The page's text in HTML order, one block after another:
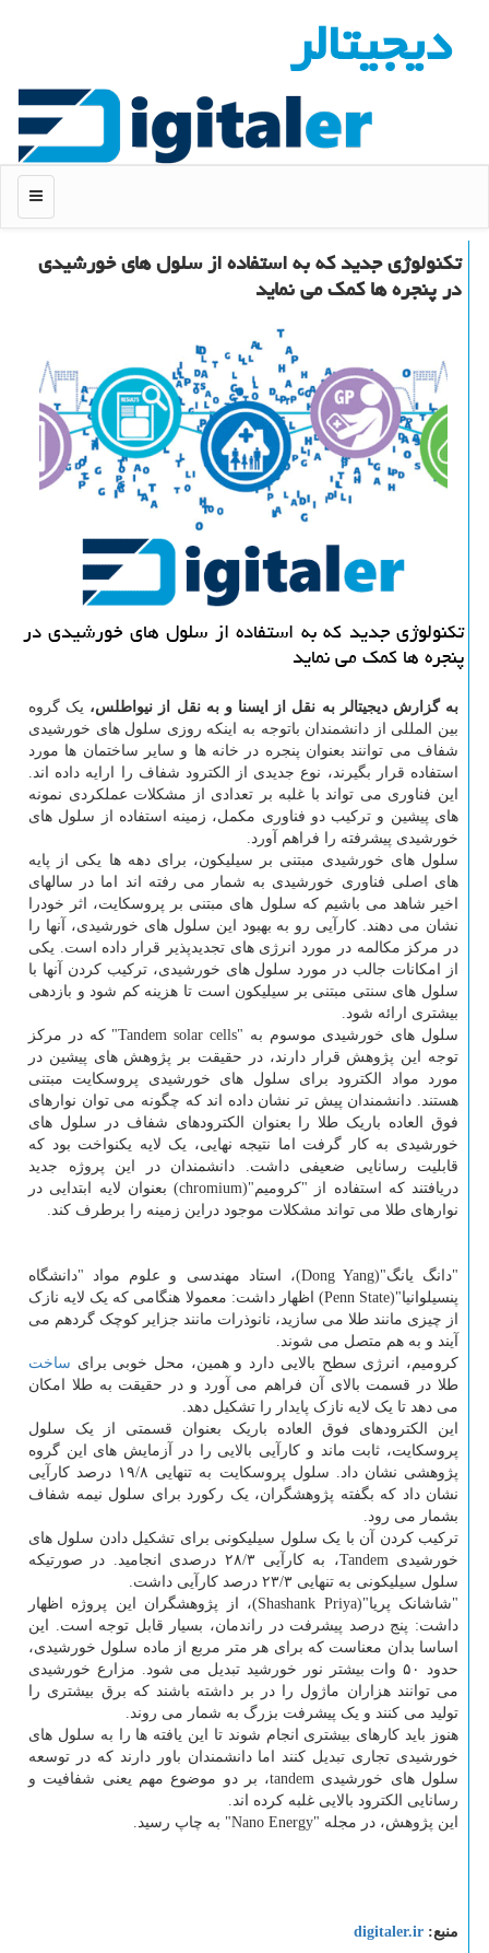
دیجیتالر
منو
تكنولوژی جدید كه به استفاده از سلول های خورشیدی
در پنجره ها كمك می نماید
تكنولوژی جدید كه به استفاده از سلول های خورشیدی در
پنجره ها كمك می نماید
به گزارش دیجیتالر به نقل از ایسنا و به نقل از نیواطلس، یک گروه
بین المللی از دانشمندان باتوجه به اینکه روزی سلول های خورشیدی
شفاف می توانند بعنوان پنجره در خانه ها و سایر ساختمان ها مورد
استفاده قرار بگیرند، نوع جدیدی از الکترود شفاف را ارایه داده اند.
این فناوری می تواند با غلبه بر تعدادی از مشکلات عملکردی نمونه
های پیشین و ترکیب دو فناوری مکمل، زمینه استفاده از سلول های
خورشیدی پیشرفته را فراهم آورد.
سلول های خورشیدی مبتنی بر سیلیکون، برای دهه ها یکی از پایه
های اصلی فناوری خورشیدی به شمار می رفته اند اما در سالهای
اخیر شاهد می باشیم که سلول های مبتنی بر پروسکایت، اثر خودرا
نشان می دهند. کارآیی رو به بهبود این سلول های خورشیدی، آنها را
در مرکز مکالمه در مورد انرژی های تجدیدپذیر قرار داده است. یکی
از امکانات جالب در مورد سلول های خورشیدی، ترکیب کردن آنها با
سلول های سنتی مبتنی بر سیلیکون است تا هزینه کم شود و بازدهی
بیشتری ارائه شود.
سلول های خورشیدی موسوم به "Tandem solar cells" که در مرکز
توجه این پژوهش قرار دارند، در حقیقت بر پژوهش های پیشین در
مورد مواد الکترود برای سلول های خورشیدی پروسکایت مبتنی
هستند. دانشمندان پیش تر نشان داده اند که چگونه می توان نوارهای
فوق العاده باریک طلا را بعنوان الکترودهای شفاف در سلول های
خورشیدی به کار گرفت اما نتیجه نهایی، یک لایه یکنواخت بود که
قابلیت رسانایی ضعیفی داشت. دانشمندان در این پروژه جدید
دریافتند که استفاده از "کرومیم"(chromium) بعنوان لایه ابتدایی در
نوارهای طلا می تواند مشکلات موجود دراین زمینه را برطرف کند.
"دانگ یانگ"(Dong Yang)، استاد مهندسی و علوم مواد "دانشگاه
پنسیلوانیا"(Penn State) اظهار داشت: معمولا هنگامی که یک لایه نازک
از چیزی مانند طلا می سازید، نانوذرات مانند جزایر کوچک گردهم می
آیند و به هم متصل می شوند.
کرومیم، انرژی سطح بالایی دارد و همین، محل خوبی برای ساخت
طلا در قسمت بالای آن فراهم می آورد و در حقیقت به طلا امکان
می دهد تا یک لایه نازک پایدار را تشکیل دهد.
این الکترودهای فوق العاده باریک بعنوان قسمتی از یک سلول
پروسکایت، ثابت ماند و کارآیی بالایی را در آزمایش های این گروه
پژوهشی نشان داد. سلول پروسکایت به تنهایی ۱۹/۸ درصد کارآیی
نشان داد که بگفته پژوهشگران، یک رکورد برای سلول نیمه شفاف
بشمار می رود.
ترکیب کردن آن با یک سلول سیلیکونی برای تشکیل دادن سلول های
خورشیدی Tandem، به کارآیی ۲۸/۳ درصدی انجامید. در صورتیکه
سلول سیلیکونی به تنهایی ۲۳/۳ درصد کارآیی داشت.
"شاشانک پریا"(Shashank Priya)، از پژوهشگران این پروژه اظهار
داشت: پنج درصد پیشرفت در راندمان، بسیار قابل توجه است. این
اساسا بدان معناست که برای هر متر مربع از ماده سلول خورشیدی،
حدود ۵۰ وات بیشتر نور خورشید تبدیل می شود. مزارع خورشیدی
می توانند هزاران ماژول را در بر داشته باشند که برق بیشتری را
تولید می کنند و یک پیشرفت بزرگ به شمار می روند.
هنوز باید کارهای بیشتری انجام شوند تا این یافته ها را به سلول های
خورشیدی تجاری تبدیل کنند اما دانشمندان باور دارند که در توسعه
سلول های خورشیدی tandem، بر دو موضوع مهم یعنی شفافیت و
رسانایی الکترود بالایی غلبه کرده اند.
این پژوهش، در مجله "Nano Energy" به چاپ رسید.
منبع: digitaler.ir